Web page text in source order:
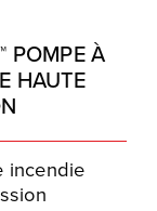
POMPE À
HAUTE
incendie